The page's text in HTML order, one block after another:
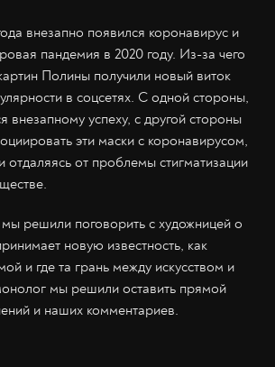
внезапно появился коронавирус и
пандемия в 2020 году. Из-за чего
Полины получили новый виток
в соцсетях. С одной стороны,
внезапному успеху, с другой стороны
эти маски с коронавирусом,
отдаляясь от проблемы стигматизации
решили поговорить с художницей о
новую известность, как
и где та грань между искусством и
мы решили оставить прямой
и наших комментариев.